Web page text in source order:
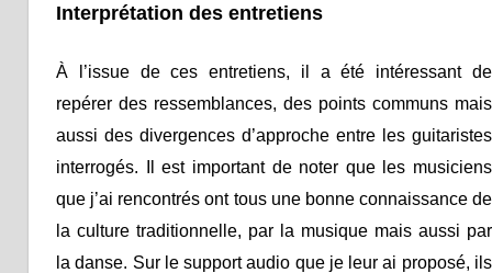
Interprétation des entretiens
À l’issue de ces entretiens, il a été intéressant de
repérer des ressemblances, des points communs mais
aussi des divergences d’approche entre les guitaristes
interrogés. Il est important de noter que les musiciens
que j’ai rencontrés ont tous une bonne connaissance de
la culture traditionnelle, par la musique mais aussi par
la danse. Sur le support audio que je leur ai proposé, ils